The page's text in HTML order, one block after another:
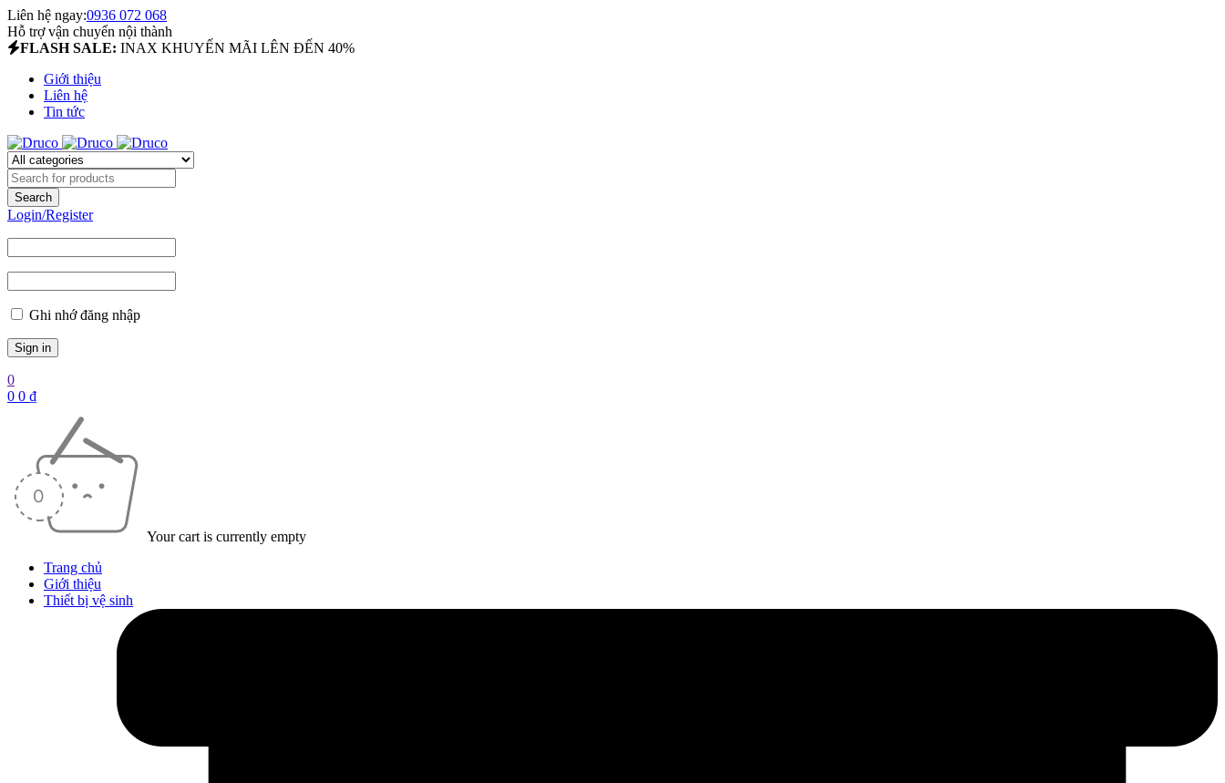
Liên hệ ngay:0936 072 068
Hỗ trợ vận chuyển nội thành
FLASH SALE: INAX KHUYẾN MÃI LÊN ĐẾN 40%
Giới thiệu
Liên hệ
Tin tức
Login/Register
Ghi nhớ đăng nhập
0
0 0 ₫
Your cart is currently empty
Trang chủ
Giới thiệu
Thiết bị vệ sinh